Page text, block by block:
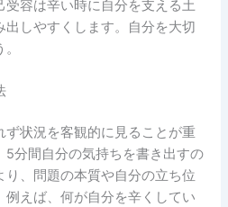
受容は辛い時に自分を支える土
出しやすくします。自分を大切
状況を客観的に見ることが重
5分間自分の気持ちを書き出すの
り、問題の本質や自分の立ち位
えば、何が自分を辛くしてい